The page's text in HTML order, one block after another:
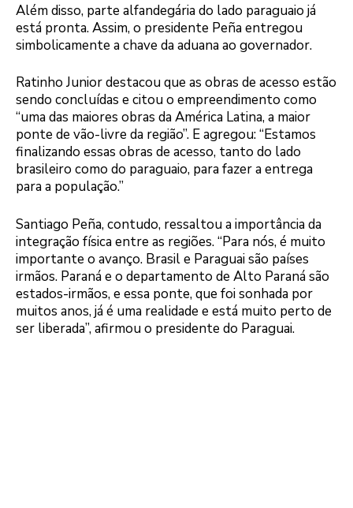
Além disso, parte alfandegária do lado paraguaio já
está pronta. Assim, o presidente Peña entregou
simbolicamente a chave da aduana ao governador.
Ratinho Junior destacou que as obras de acesso estão
sendo concluídas e citou o empreendimento como
“uma das maiores obras da América Latina, a maior
ponte de vão-livre da região”. E agregou: “Estamos
finalizando essas obras de acesso, tanto do lado
brasileiro como do paraguaio, para fazer a entrega
para a população.”
Santiago Peña, contudo, ressaltou a importância da
integração física entre as regiões. “Para nós, é muito
importante o avanço. Brasil e Paraguai são países
irmãos. Paraná e o departamento de Alto Paraná são
estados-irmãos, e essa ponte, que foi sonhada por
muitos anos, já é uma realidade e está muito perto de
ser liberada”, afirmou o presidente do Paraguai.